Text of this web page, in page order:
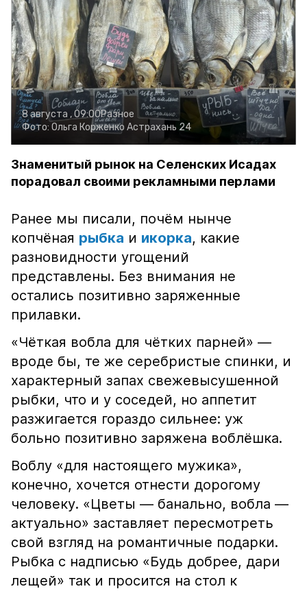
8 августа , 09:00Разное
Фото: Ольга Корженко Астрахань 24
Знаменитый рынок на Селенских Исадах
порадовал своими рекламными перлами
Ранее мы писали, почём нынче
копчёная рыбка и икорка, какие
разновидности угощений
представлены. Без внимания не
остались позитивно заряженные
прилавки.
«Чёткая вобла для чётких парней» —
вроде бы, те же серебристые спинки, и
характерный запах свежевысушенной
рыбки, что и у соседей, но аппетит
разжигается гораздо сильнее: уж
больно позитивно заряжена воблёшка.
Воблу «для настоящего мужика»,
конечно, хочется отнести дорогому
человеку. «Цветы — банально, вобла —
актуально» заставляет пересмотреть
свой взгляд на романтичные подарки.
Рыбка с надписью «Будь добрее, дари
лещей» так и просится на стол к